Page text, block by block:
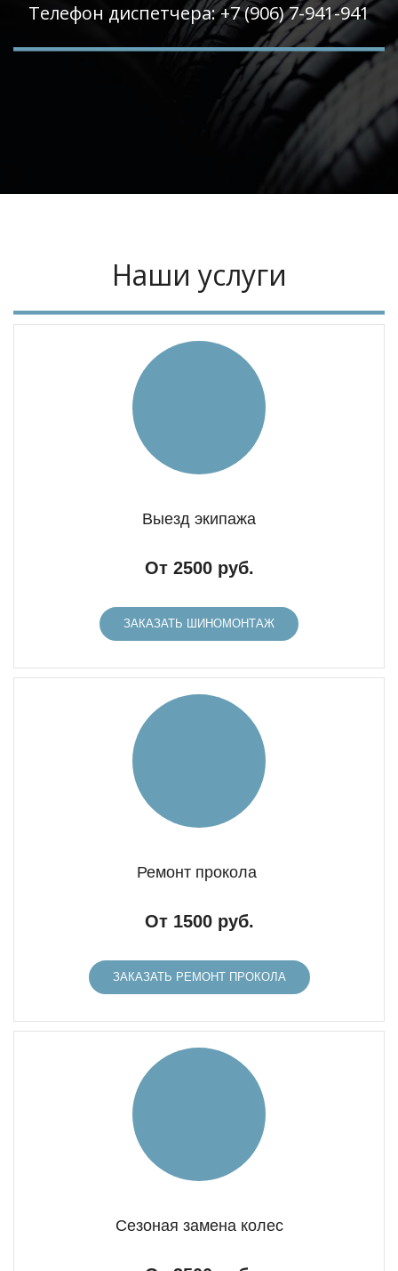
Телефон диспетчера: +7 (906) 7-941-941
Наши услуги
Выезд экипажа
От 2500 руб.
ЗАКАЗАТЬ ШИНОМОНТАЖ
Ремонт прокола
От 1500 руб.
ЗАКАЗАТЬ РЕМОНТ ПРОКОЛА
Сезоная замена колес